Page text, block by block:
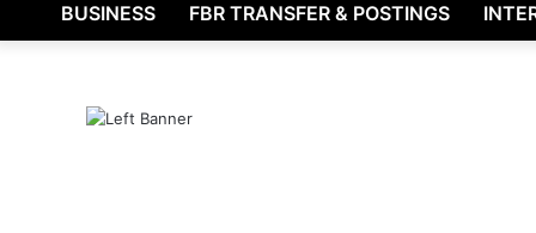
BUSINESS FBR TRANSFER & POSTINGS